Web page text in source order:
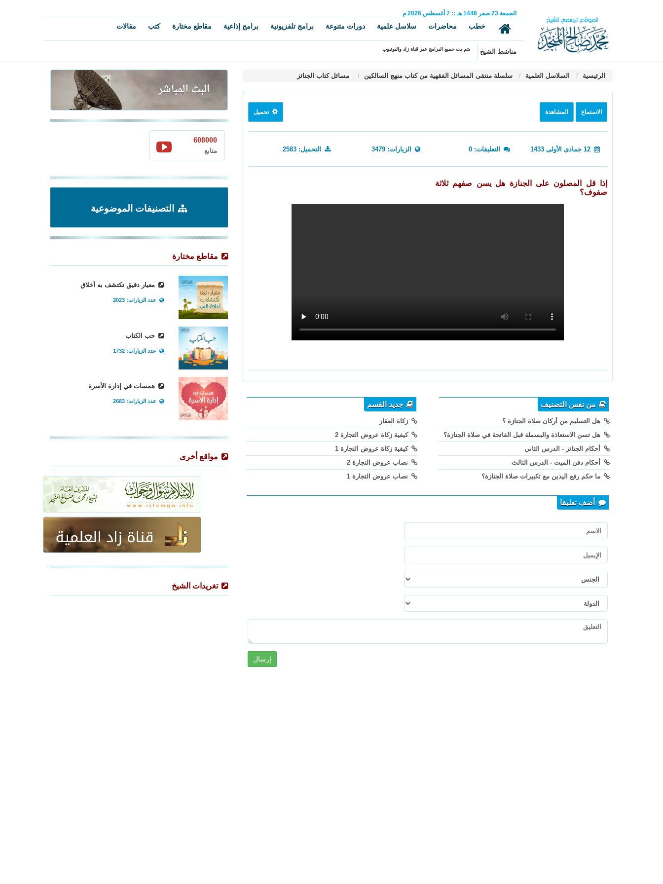
الجمعة 23 صفر 1448 هـ ::
7 أغسطس 2026 م
خطب محاضرات سلاسل علمية دورات متنوعة برامج تلفزيونية برامج إذاعية مقاطع مختارة كتب مقالات
مناشط الشيخ يتم بث جميع البرامج عبر قناة زاد واليوتيوب
الرئيسية السلاسل العلمية سلسلة منتقى المسائل الفقهية من كتاب منهج السالكين مسائل كتاب الجنائز
الاستماع المشاهدة تحميل
التعليقات: 0 الزيارات: 3479 التحميل: 2583
إذا قل المصلون على الجنازة هل يسن صفهم ثلاثة
صفوف؟
من نفس التصنيف
هل التسليم من أركان صلاة الجنازة ؟
هل تسن الاستعاذة والبسملة قبل الفاتحة في صلاة الجنازة؟
أحكام الجنائز - الدرس الثاني
أحكام دفن الميت - الدرس الثالث
ما حكم رفع اليدين مع تكبيرات صلاة الجنازة؟
جديد القسم
زكاة العقار
كيفية زكاة عروض التجارة 2
كيفية زكاة عروض التجارة 1
نصاب عروض التجارة 2
نصاب عروض التجارة 1
أضف تعليقا
إرسال
608000
متابع
التصنيفات الموضوعية
مقاطع مختارة
معيار دقيق تكتشف به أخلاق
عدد الزيارات: 2023
حب الكتاب
عدد الزيارات: 1732
همسات في إدارة الأسرة
عدد الزيارات: 2683
مواقع أخرى
تغريدات الشيخ